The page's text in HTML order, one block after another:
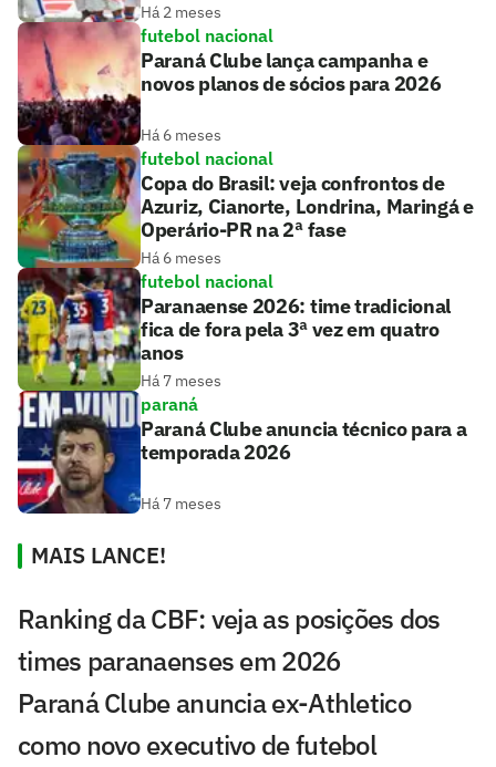
Há 2 meses
futebol nacional
Paraná Clube lança campanha e
novos planos de sócios para 2026
Há 6 meses
futebol nacional
Copa do Brasil: veja confrontos de
Azuriz, Cianorte, Londrina, Maringá e
Operário-PR na 2ª fase
Há 6 meses
futebol nacional
Paranaense 2026: time tradicional
fica de fora pela 3ª vez em quatro
anos
Há 7 meses
paraná
Paraná Clube anuncia técnico para a
temporada 2026
Há 7 meses
MAIS LANCE!
Ranking da CBF: veja as posições dos
times paranaenses em 2026
Paraná Clube anuncia ex-Athletico
como novo executivo de futebol